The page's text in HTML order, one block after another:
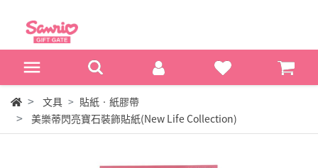
文具
貼紙‧紙膠帶
美樂蒂閃亮寶石裝飾貼紙(New Life Collection)